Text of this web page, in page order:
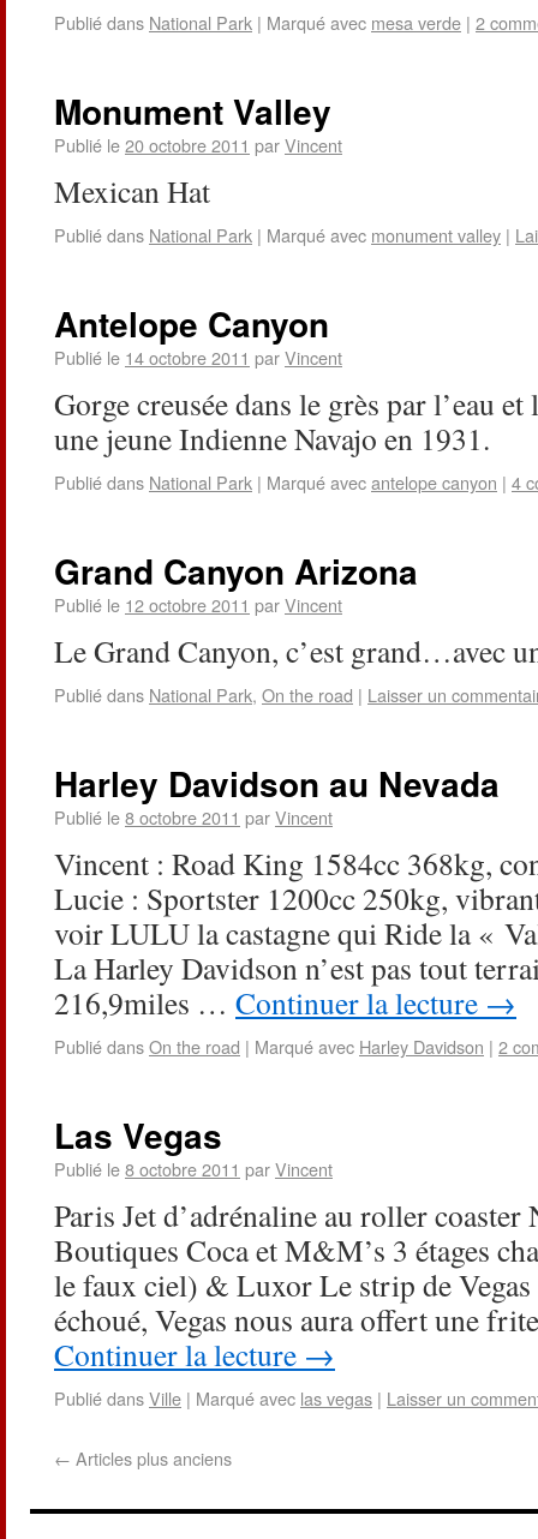
Publié dans National Park | Marqué avec mesa verde | 2
Monument Valley
Publié le20 octobre 2011 parVincent
Mexican Hat
Publié dans National Park | Marqué avec monument valley |
Antelope Canyon
Publié le 14 octobre 2011 parVincent
Gorge creusée dans le grès par l’eau
une jeune Indienne Navajo en 1931.
Publié dans National Park | Marqué avecantelope canyon | 4
Grand Canyon Arizona
Publié le 12 octobre 2011 parVincent
Le Grand Canyon, c’est grand…avec
Publié dans National Park, On the road | Laisser un
Harley Davidson au Nevada
Publié le8 octobre 2011 parVincent
Vincent : Road King 1584cc 368kg,
Lucie : Sportster 1200cc 250kg,
voir LULU la castagne qui Ride la «
La Harley Davidson n’est pas tout
216,9miles … Continuer la lecture →
Publié dansOn the road | Marqué avec Harley Davidson | 2
Las Vegas
Publié le8 octobre 2011 parVincent
Paris Jet d’adrénaline au roller
Boutiques Coca et M&M’s 3 étages
le faux ciel) & Luxor Le strip de Vegas
échoué, Vegas nous aura offert une
Continuer la lecture →
Publié dansVille | Marqué avec las vegas | Laisser un
← Articles plus anciens